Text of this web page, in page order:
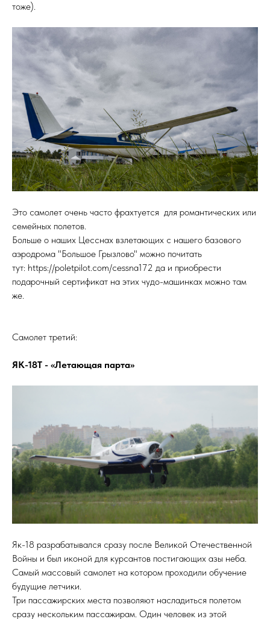
тоже).
Это самолет очень часто фрахтуется для романтических или
семейных полетов.
Больше о наших Цесснах взлетающих с нашего базового
аэродрома "Большое Грызлово" можно почитать
тут: https://poletpilot.com/cessna172 да и приобрести
подарочный сертификат на этих чудо-машинках можно там
же.
Самолет третий:
ЯК-18Т - «Летающая парта»
Як-18 разрабатывался сразу после Великой Отечественной
Войны и был иконой для курсантов постигающих азы неба.
Самый массовый самолет на котором проходили обучение
будущие летчики.
Три пассажирских места позволяют насладиться полетом
сразу нескольким пассажирам. Один человек из этой